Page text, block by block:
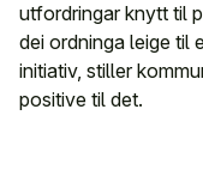
utfordringar knytt til
dei ordninga leige til
initiativ, stiller
positive til det.